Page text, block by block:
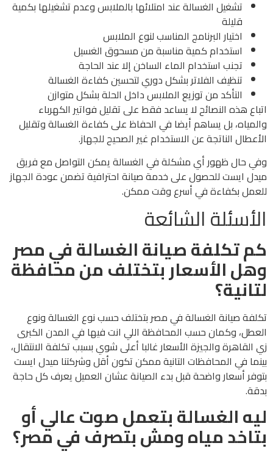
تشغيل الغسالة عند امتلائها بالملابس وعدم تشغيلها بكمية
قليلة
اختيار البرنامج المناسب لنوع الملابس
استخدام كمية مناسبة من مسحوق الغسيل
تجنب استخدام الماء الساخن إلا عند الحاجة
تنظيف الفلاتر بشكل دوري لتحسين كفاءة الغسالة
التأكد من توزيع الملابس داخل الحلة بشكل متوازن
اتباع هذه النصائح لا يساعد فقط على تقليل فواتير الكهرباء
والمياه، بل يساهم أيضا في الحفاظ على كفاءة الغسالة وتقليل
الأعطال الناتجة عن الاستخدام غير الصحيح للجهاز.
وفي حال ظهور أي مشكلة في الغسالة يمكن التواصل مع فريق
ميدل ايست للحصول على خدمة صيانة احترافية تضمن عودة الجهاز
للعمل بكفاءة في أسرع وقت ممكن.
الأسئلة الشائعة
كم تكلفة صيانة الغسالة في مصر
وهل الأسعار بتختلف من محافظة
لتانية؟
تكلفة صيانة الغسالة في مصر بتختلف حسب نوع الغسالة ونوع
العطل، وكمان حسب المحافظة اللي انت فيها في المدن الكبرى
زي القاهرة والجيزة الأسعار غالبا أعلى شوي بسبب تكلفة الانتقال،
بينما في المحافظات التانية ممكن تكون أقل وشركتنا ميدل ايست
بتوفر أسعار واضحة قبل بدء الصيانة عشان العميل يعرف كل حاجة
بدقة.
ليه الغسالة بتعمل صوت عالي أو
بتاخد مياه ومش بتصرف في مصر؟